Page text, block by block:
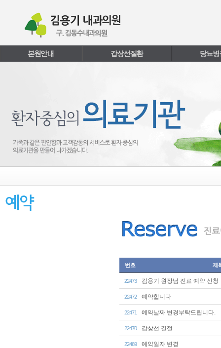
번호 제
22473 김용기 원장님 진료 예약 신청
22472 예약합니다
22471 예약날짜 변경부탁드립니다.
22470 갑상선 결절
22469 예약일자 변경